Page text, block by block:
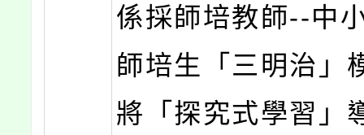
係採師培教師--中
師培生「三明治」
將「探究式學習」